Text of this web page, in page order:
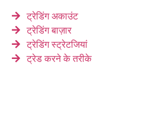
ट्रेडिंग अकाउंट
ट्रेडिंग बाज़ार
ट्रेडिंग स्‍ट्रेटजियां
ट्रेड करने के तरीके